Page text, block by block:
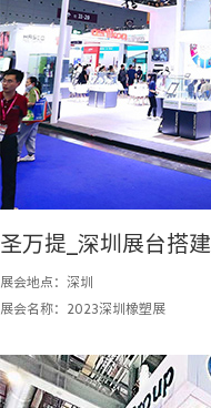
圣万提_深圳展台搭建
展会地点：深圳
展会名称：2023深圳橡塑展